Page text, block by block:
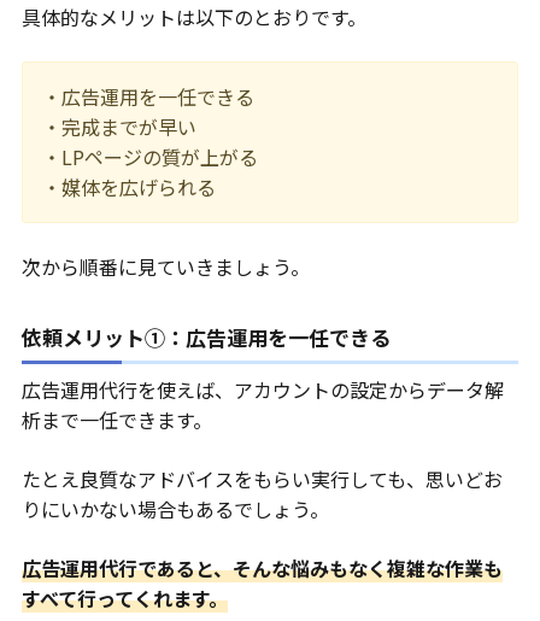
具体的なメリットは以下のとおりです。
・広告運用を一任できる
・完成までが早い
・LPページの質が上がる
・媒体を広げられる
次から順番に見ていきましょう。
依頼メリット①：広告運用を一任できる
広告運用代行を使えば、アカウントの設定からデータ解
析まで一任できます。
たとえ良質なアドバイスをもらい実行しても、思いどお
りにいかない場合もあるでしょう。
広告運用代行であると、そんな悩みもなく複雑な作業も
すべて行ってくれます。